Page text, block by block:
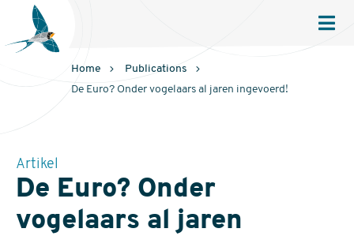
Sovon
Homepage
Home
Publications
De Euro? Onder vogelaars al jaren ingevoerd!
Artikel
De Euro? Onder
vogelaars al jaren